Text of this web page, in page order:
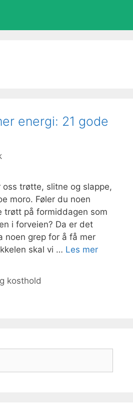
energi: 21 gode
oss trøtte, slitne og slappe,
moro. Føler du noen
trøtt på formiddagen som
i forveien? Da er det
noen grep for å få mer
skal vi … Les mer
kosthold